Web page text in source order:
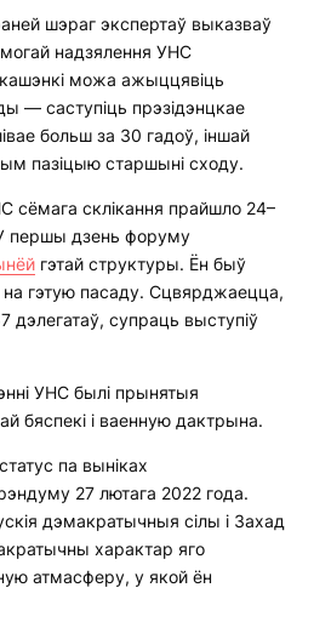
шэраг экспертаў выказваў
надзялення УНС
можа ажыццявіць
— саступіць прэзідэнцкае
больш за 30 гадоў, іншай
пазіцыю старшыні сходу.
склікання прайшло 24–
першы дзень форуму
гэтай структуры. Ён быў
на гэтую пасаду. Сцвярджаецца,
дэлегатаў, супраць выступіў
УНС былі прынятыя
бяспекі і ваенную дактрына.
па выніках
27 лютага 2022 года.
дэмакратычныя сілы і Захад
характар яго
атмасферу, у якой ён